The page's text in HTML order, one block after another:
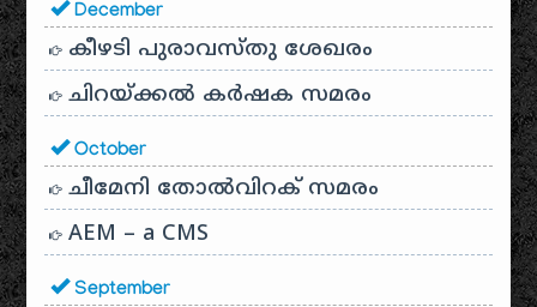
December
കീഴടി പുരാവസ്തു ശേഖരം
ചിറയ്ക്കൽ കർഷക സമരം
October
ചീമേനി തോൽവിറക് സമരം
AEM – a CMS
September